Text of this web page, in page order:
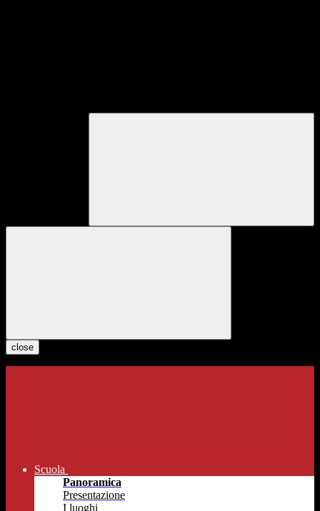
close
Scuola
Panoramica
Presentazione
I luoghi